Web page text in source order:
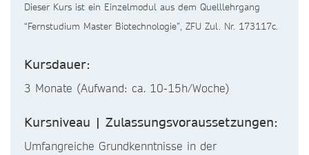
Dieser Kurs ist ein Einzelmodul aus dem Quelllehrgang
“Fernstudium Master Biotechnologie”, ZFU Zul. Nr. 173117c.
Kursdauer:
3 Monate (Aufwand: ca. 10-15h/Woche)
Kursniveau | Zulassungsvoraussetzungen:
Umfangreiche Grundkenntnisse in der